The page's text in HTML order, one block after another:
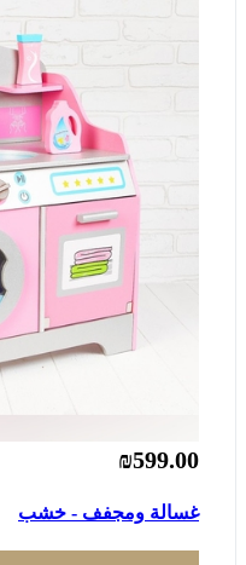
₪599.00
غسالة ومجفف - خشب